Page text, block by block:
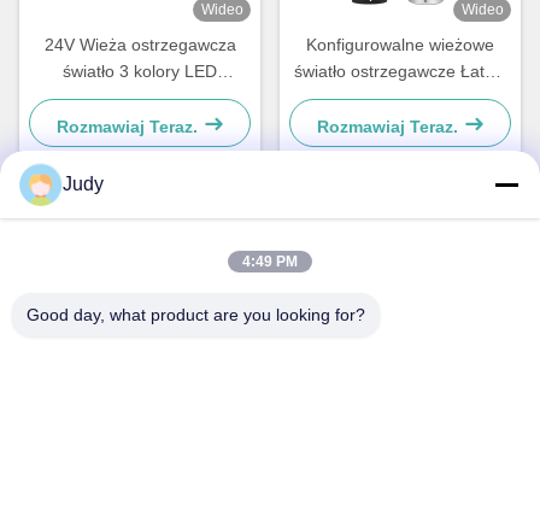
Wideo
24V Wieża ostrzegawcza
światło 3 kolory LED
Sygnalizacja wieżowa światło
dla maszyn Wskaźnik
wyposażenia
Rozmawiaj Teraz.
Wideo
Konfigurowalne wieżowe
światło ostrzegawcze Łatwa
instalacja LED światła
wieżowe Stopień ochrony
IP54
Rozmawiaj Teraz.
Adres
Judy
4:49 PM
Good day, what product are you looking for?